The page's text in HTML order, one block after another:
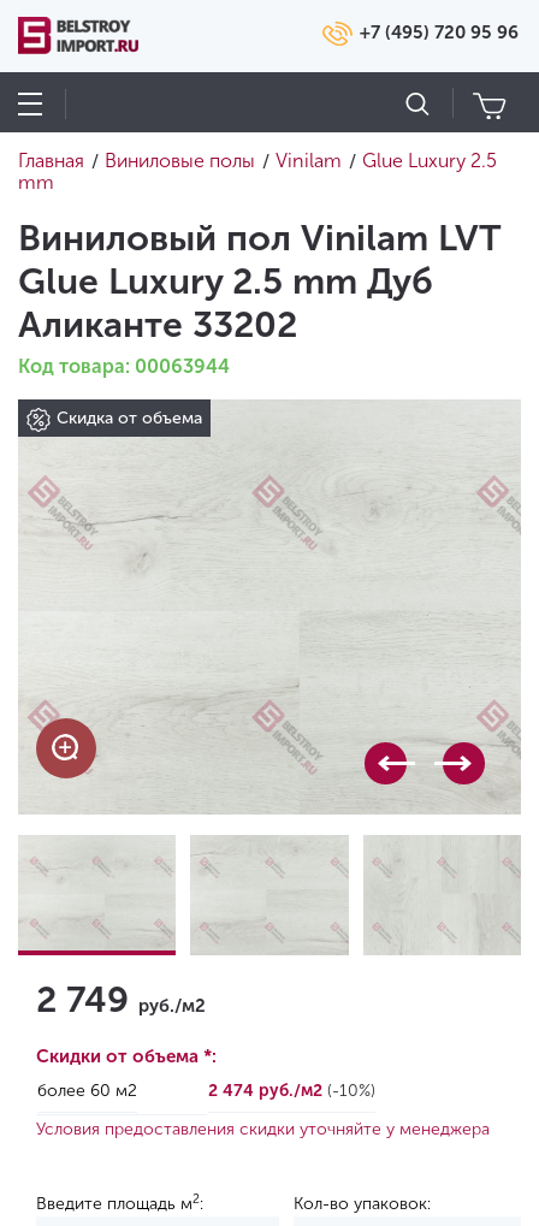
+7 (495) 720 95 96
Главная / Виниловые полы / Vinilam / Glue Luxury 2.5
mm
Виниловый пол Vinilam LVT
Glue Luxury 2.5 mm Дуб
Аликанте 33202
Код товара: 00063944
Скидка от объема
2 749 руб./м2
Скидки от объема *:
более 60 м2 2 474 руб./м2 (-10%)
Условия предоставления скидки уточняйте у менеджера
Введите площадь м2: Кол-во упаковок: